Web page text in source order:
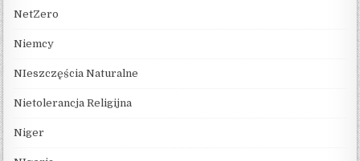
NetZero
Niemcy
NIeszczęścia Naturalne
Nietolerancja Religijna
Niger